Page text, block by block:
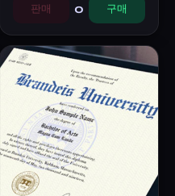
판매 0 구매